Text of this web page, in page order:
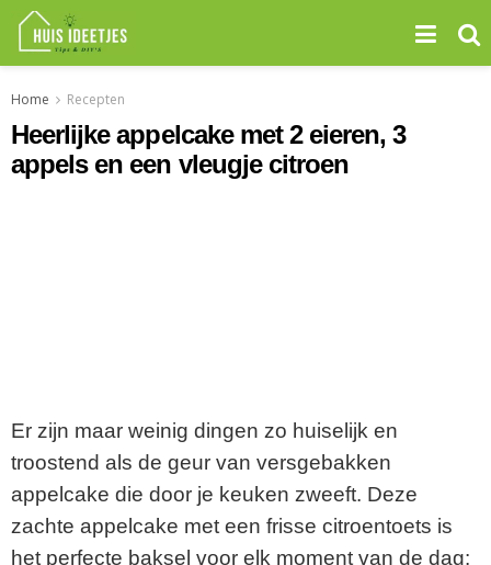
Home Recepten
Heerlijke appelcake met 2 eieren, 3
appels en een vleugje citroen
Er zijn maar weinig dingen zo huiselijk en
troostend als de geur van versgebakken
appelcake die door je keuken zweeft. Deze
zachte appelcake met een frisse citroentoets is
het perfecte baksel voor elk moment van de dag: